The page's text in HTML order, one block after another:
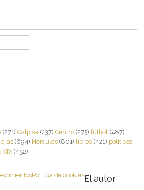
(271) Calpisa (237) Centro (275) fútbol (487)
(694) Hércules (801) libros (421) políticos
XIX (452)
Política de cookiesEl autor